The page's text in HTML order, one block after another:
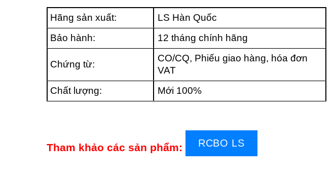
Hãng sản xuất:
LS Hàn Quốc
Bảo hành:
12 tháng chính hãng
Chứng từ:
CO/CQ, Phiếu giao hàng, hóa đơn
VAT
Chất lượng:
Mới 100%
Tham khảo các sản phẩm: RCBO LS